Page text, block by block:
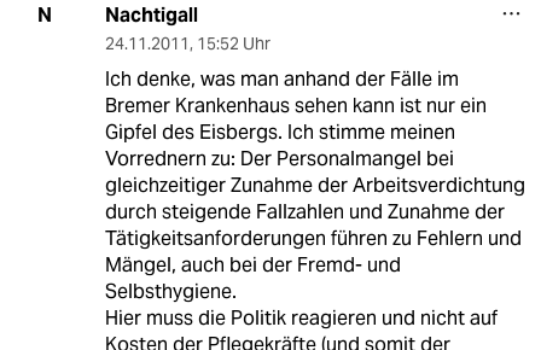
N Nachtigall
24.11.2011, 15:52 Uhr
Ich denke, was man anhand der Fälle im
Bremer Krankenhaus sehen kann ist nur ein
Gipfel des Eisbergs. Ich stimme meinen
Vorrednern zu: Der Personalmangel bei
gleichzeitiger Zunahme der Arbeitsverdichtung
durch steigende Fallzahlen und Zunahme der
Tätigkeitsanforderungen führen zu Fehlern und
Mängel, auch bei der Fremd- und
Selbsthygiene.
Hier muss die Politik reagieren und nicht auf
Kosten der Pflegekräfte (und somit der